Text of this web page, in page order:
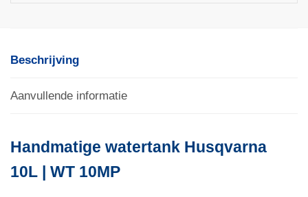
Beschrijving
Aanvullende informatie
Handmatige watertank Husqvarna
10L | WT 10MP